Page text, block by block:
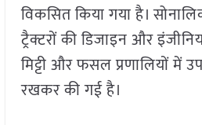
विकसित किया गया है।
ट्रैक्टरों की डिजाइन और
मिट्टी और फसल प्रणालियों में
रखकर की गई है।